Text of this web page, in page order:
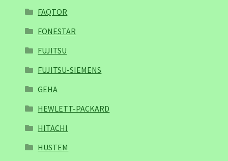
FAQTOR
FONESTAR
FUJITSU
FUJITSU-SIEMENS
GEHA
HEWLETT-PACKARD
HITACHI
HUSTEM